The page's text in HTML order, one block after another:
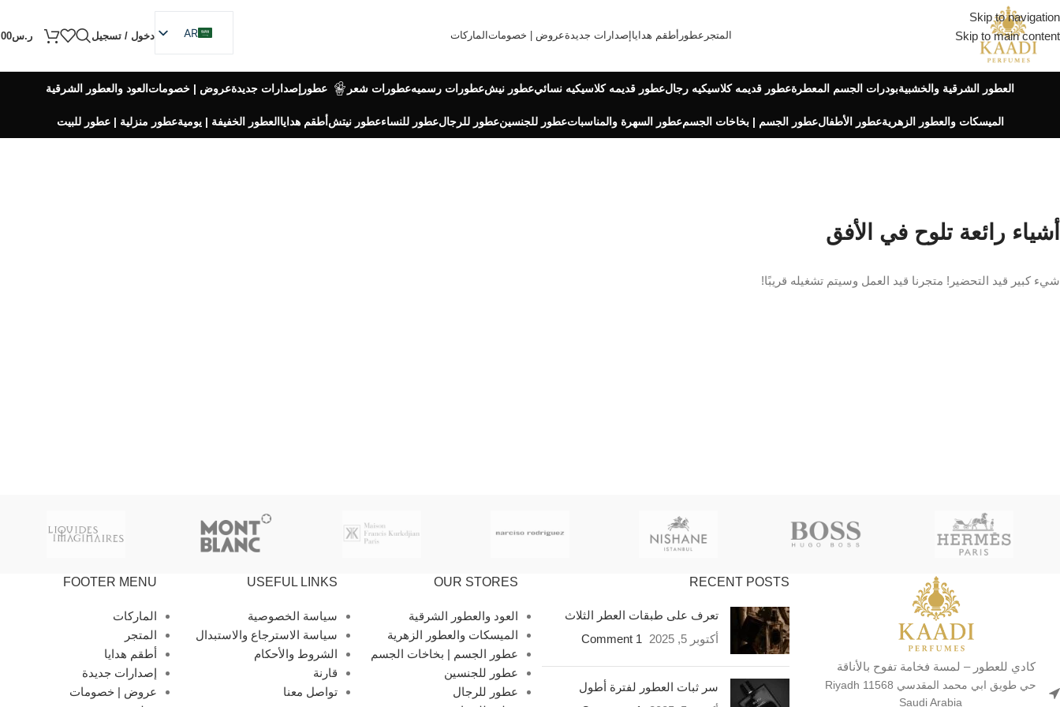
Skip to navigation
Skip to main content
المتجر عطور أطقم هدايا إصدارات جديدةعروض | خصومات الماركات
AR
EN
دخول / تسجيل ر.س
العطور الشرقية والخشبيةبودرات الجسم المعطرةعطور قديمه كلاسيكيه رجالعطور قديمه كلاسيكيه نسائيعطور نيشعطورات رسميهعطورات شعر عطور إصدارات جديدةعروض | خصوماتالعود والعطور الشرقية
الميسكات والعطور الزهريةعطور الأطفالعطور الجسم | بخاخات الجسمعطور السهرة والمناسباتعطور للجنسينعطور للرجالعطور للنساءعطور نيتشأطقم هداياالعطور الخفيفة | يوميةعطور منزلية | عطور للبيت
أشياء رائعة تلوح في الأفق
شيء كبير قيد التحضير! متجرنا قيد العمل وسيتم تشغيله قريبًا!
كادي للعطور – لمسة فخامة تفوح بالأناقة
حي طويق ابي محمد المقدسي Riyadh 11568
Saudi Arabia
RECENT POSTS
تعرف على طبقات العطر الثلاث
أكتوبر 5, 2025
1 Comment
سر ثبات العطور لفترة أطول
OUR STORES
العود والعطور الشرقية
الميسكات والعطور الزهرية
عطور الجسم | بخاخات الجسم
عطور للجنسين
عطور للرجال
USEFUL LINKS
سياسة الخصوصية
سياسة الاسترجاع والاستبدال
الشروط والأحكام
قارنة
تواصل معنا
FOOTER MENU
الماركات
المتجر
أطقم هدايا
إصدارات جديدة
عروض | خصومات